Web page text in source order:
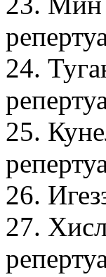
24.
25.
26.
27.